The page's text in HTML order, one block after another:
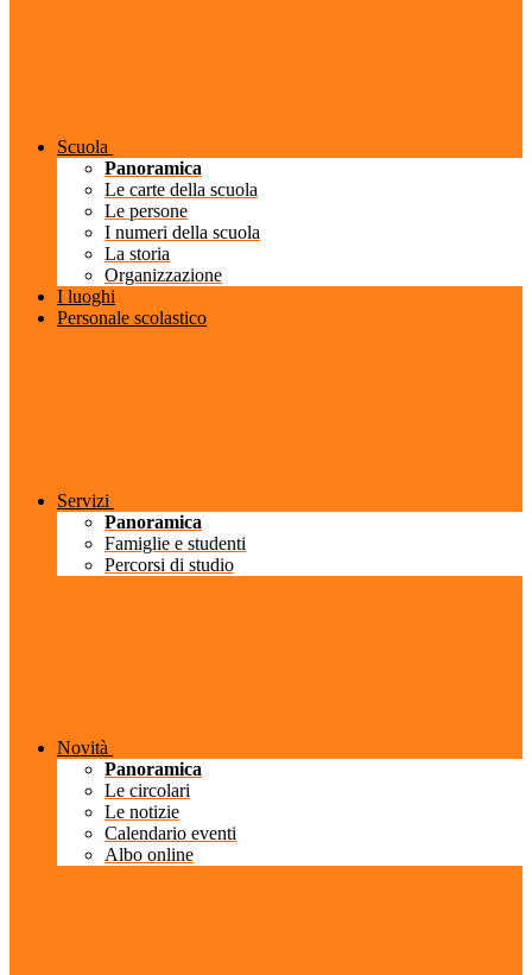
Scuola
Panoramica
Le carte della scuola
Le persone
I numeri della scuola
La storia
Organizzazione
I luoghi
Personale scolastico
Servizi
Panoramica
Famiglie e studenti
Percorsi di studio
Novità
Panoramica
Le circolari
Le notizie
Calendario eventi
Albo online